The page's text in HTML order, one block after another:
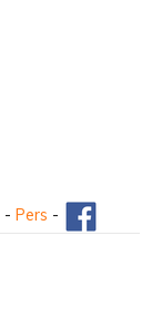
- Pers -